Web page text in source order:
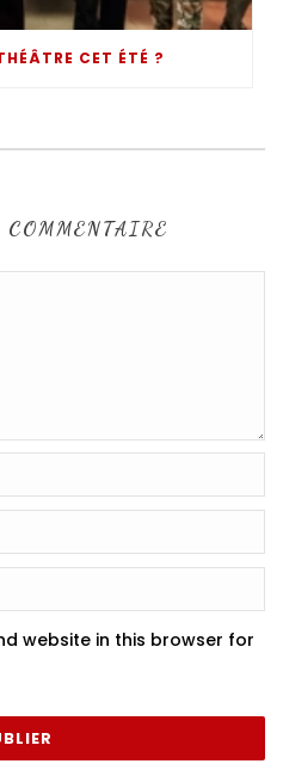
CET ÉTÉ ?
website in this browser for